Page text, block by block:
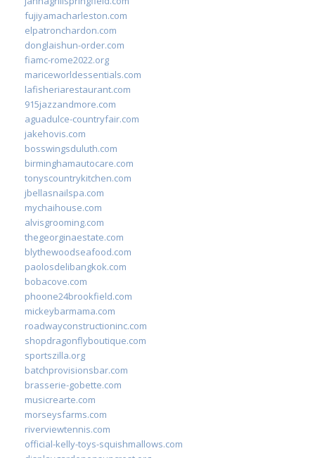
fujiyamacharleston.com
elpatronchardon.com
donglaishun-order.com
fiamc-rome2022.org
mariceworldessentials.com
lafisheriarestaurant.com
915jazzandmore.com
aguadulce-countryfair.com
jakehovis.com
bosswingsduluth.com
birminghamautocare.com
tonyscountrykitchen.com
jbellasnailspa.com
mychaihouse.com
alvisgrooming.com
thegeorginaestate.com
blythewoodseafood.com
paolosdelibangkok.com
bobacove.com
phoone24brookfield.com
mickeybarmama.com
roadwayconstructioninc.com
shopdragonflyboutique.com
sportszilla.org
batchprovisionsbar.com
brasserie-gobette.com
musicrearte.com
morseysfarms.com
riverviewtennis.com
official-kelly-toys-squishmallows.com